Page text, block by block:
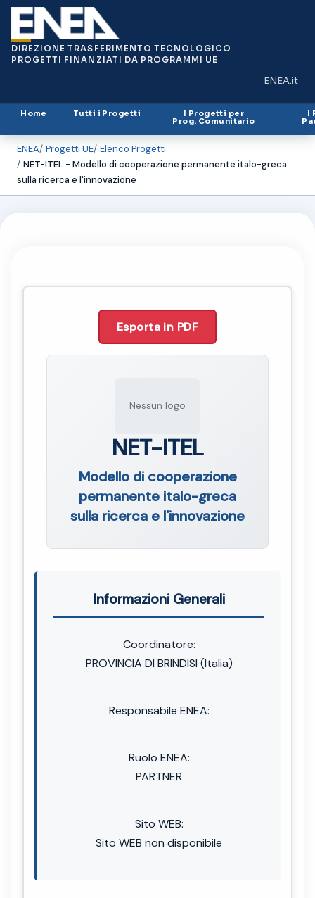
DIREZIONE TRASFERIMENTO TECNOLOGICO
PROGETTI FINANZIATI DA PROGRAMMI UE
ENEA.it
(si apre in
Home Tutti i Progetti I Progetti per
Prog. Comunitario
I
ENEA Progetti UE Elenco Progetti
NET-ITEL - Modello di cooperazione permanente italo-greca
sulla ricerca e l'innovazione
Esporta in PDF
Nessun logo
NET-ITEL
Modello di cooperazione
permanente italo-greca
sulla ricerca e l'innovazione
Informazioni Generali
Coordinatore:
PROVINCIA DI BRINDISI (Italia)
Responsabile ENEA:
Ruolo ENEA:
PARTNER
Sito WEB:
Sito WEB non disponibile